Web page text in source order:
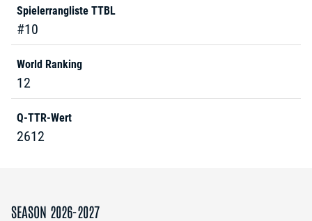
Spielerrangliste TTBL
#10
World Ranking
12
Q-TTR-Wert
2612
SEASON 2026-2027